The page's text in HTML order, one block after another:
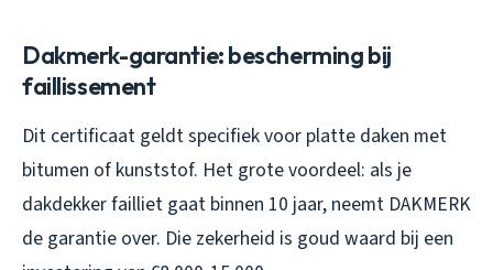
Dakmerk-garantie: bescherming bij
faillissement
Dit certificaat geldt specifiek voor platte daken met
bitumen of kunststof. Het grote voordeel: als je
dakdekker failliet gaat binnen 10 jaar, neemt DAKMERK
de garantie over. Die zekerheid is goud waard bij een